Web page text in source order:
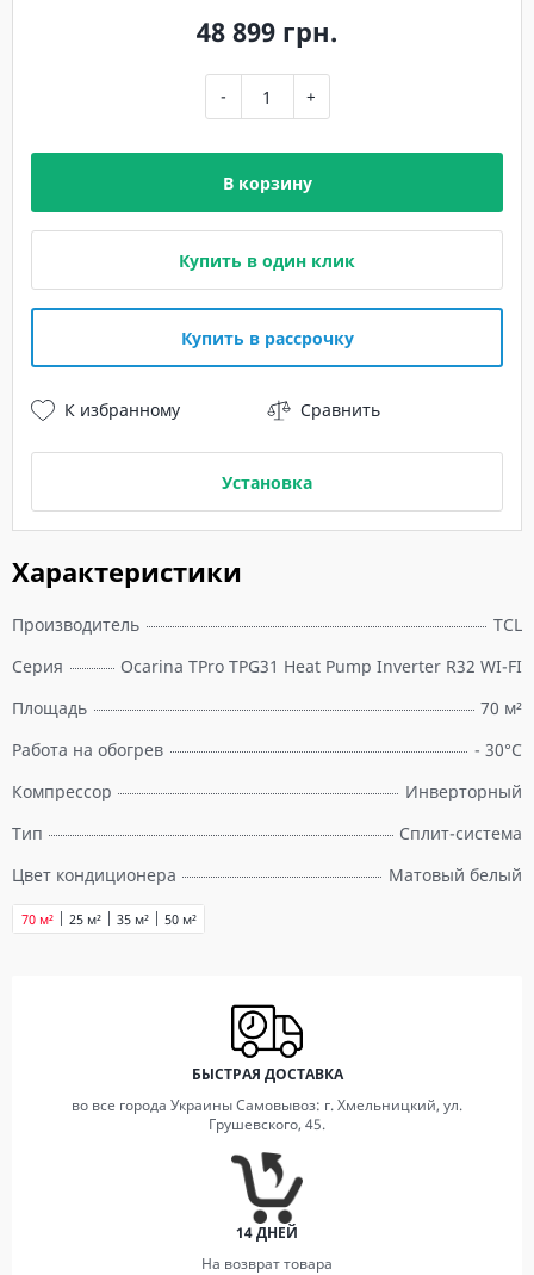
Характеристики
Производитель
TCL
Серия
Ocarina TPro TPG31 Heat Pump Inverter R32 WI-FI
Площадь
70 м²
Работа на обогрев
- 30°C
Компрессор
Инверторный
Тип
Сплит-система
Цвет кондиционера
Матовый белый
25 м² 35 м² 50 м²
70 м²
48 899 грн.
- +
В корзину
Купить в один клик
Купить в рассрочку
К избранному Сравнить
Установка
БЫСТРАЯ ДОСТАВКА
во все города Украины Самовывоз: г. Хмельницкий, ул.
Грушевского, 45.
14 ДНЕЙ
На возврат товара